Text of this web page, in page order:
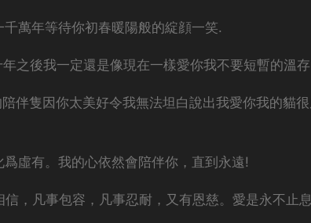
萬年等待你初春暖陽般的綻顔一笑.
之後我一定還是像現在一樣愛你我不要短暫的溫存
伴隻因你太美好令我無法坦白說出我愛你我的貓
虛有。我的心依然會陪伴你，直到永遠!
信，凡事包容，凡事忍耐，又有恩慈。愛是永不止